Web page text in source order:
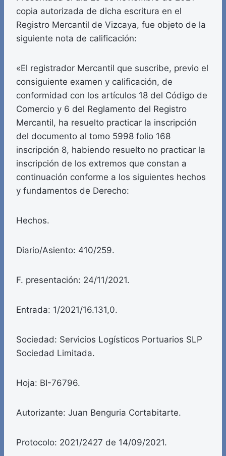
copia autorizada de dicha escritura en el
Registro Mercantil de Vizcaya, fue objeto de la
siguiente nota de calificación:
«El registrador Mercantil que suscribe, previo el
consiguiente examen y calificación, de
conformidad con los artículos 18 del Código de
Comercio y 6 del Reglamento del Registro
Mercantil, ha resuelto practicar la inscripción
del documento al tomo 5998 folio 168
inscripción 8, habiendo resuelto no practicar la
inscripción de los extremos que constan a
continuación conforme a los siguientes hechos
y fundamentos de Derecho:
Hechos.
Diario/Asiento: 410/259.
F. presentación: 24/11/2021.
Entrada: 1/2021/16.131,0.
Sociedad: Servicios Logísticos Portuarios SLP
Sociedad Limitada.
Hoja: BI-76796.
Autorizante: Juan Benguria Cortabitarte.
Protocolo: 2021/2427 de 14/09/2021.